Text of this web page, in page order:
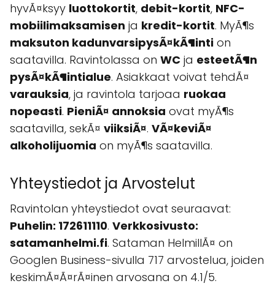
hyvÃ¤ksyy luottokortit, debit-kortit, NFC-
mobiilimaksamisen ja kredit-kortit. MyÃ¶s
maksuton kadunvarsipysÃ¤kÃ¶inti on
saatavilla. Ravintolassa on WC ja esteetÃ¶n
pysÃ¤kÃ¶intialue. Asiakkaat voivat tehdÃ¤
varauksia, ja ravintola tarjoaa ruokaa
nopeasti. PieniÃ¤ annoksia ovat myÃ¶s
saatavilla, sekÃ¤ viiksiÃ¤. VÃ¤keviÃ¤
alkoholijuomia on myÃ¶s saatavilla.
Yhteystiedot ja Arvostelut
Ravintolan yhteystiedot ovat seuraavat:
Puhelin: 172611110. Verkkosivusto:
satamanhelmi.fi. Sataman HelmillÃ¤ on
Googlen Business-sivulla 717 arvostelua, joiden
keskimÃ¤Ã¤rÃ¤inen arvosana on 4.1/5.